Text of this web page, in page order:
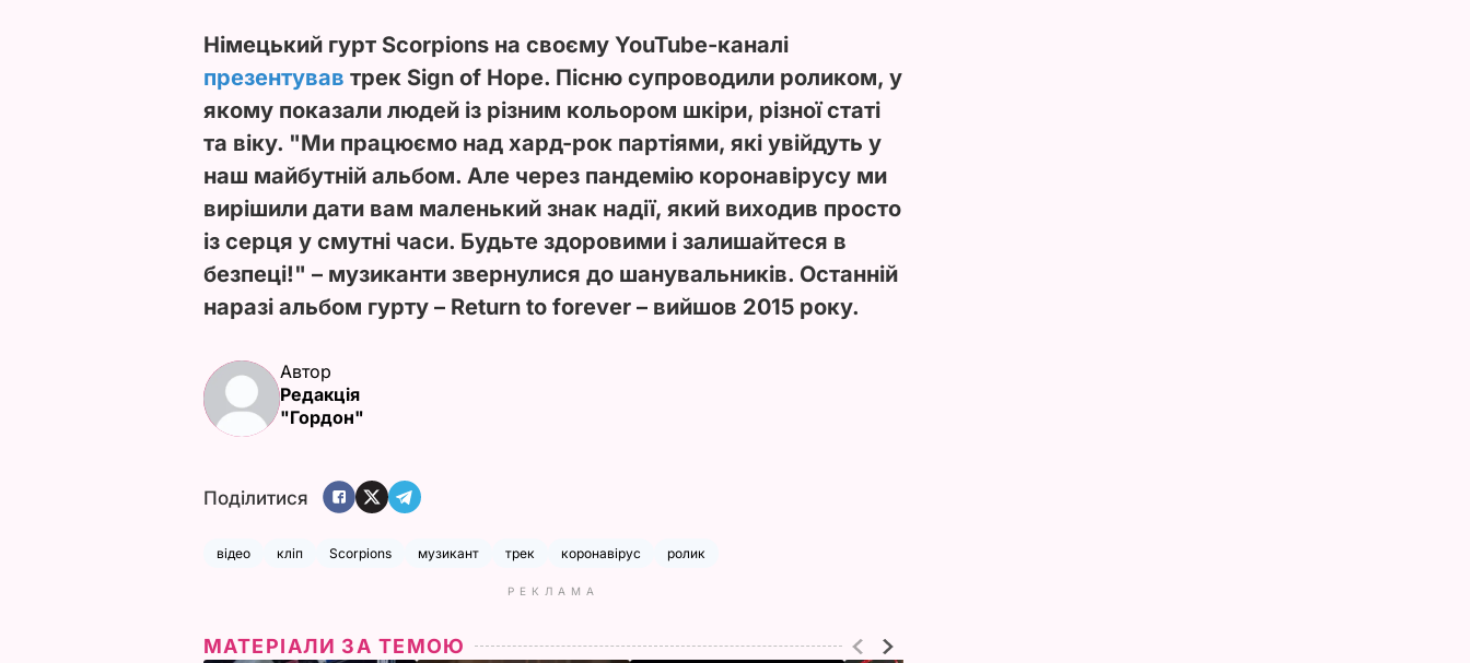
Німецький гурт Scorpions на своєму YouTube-каналі
презентував трек Sign of Hope. Пісню супроводили роликом, у
якому показали людей із різним кольором шкіри, різної статі
та віку. "Ми працюємо над хард-рок партіями, які увійдуть у
наш майбутній альбом. Але через пандемію коронавірусу ми
вирішили дати вам маленький знак надії, який виходив просто
із серця у смутні часи. Будьте здоровими і залишайтеся в
безпеці!" – музиканти звернулися до шанувальників. Останній
наразі альбом гурту – Return to forever – вийшов 2015 року.
Автор
Редакція
"Гордон"
Поділитися
відео кліп Scorpions музикант трек коронавірус ролик
РЕКЛАМА
МАТЕРІАЛИ ЗА ТЕМОЮ